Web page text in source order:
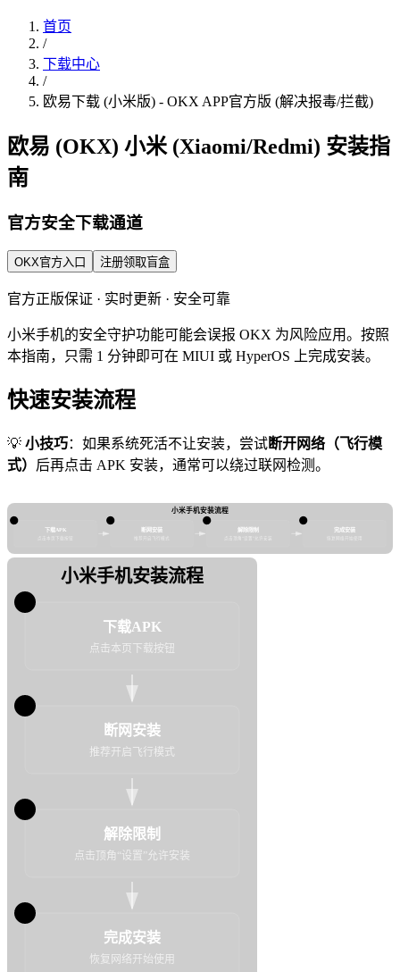
首页
/
下载中心
/
欧易下载 (小米版) - OKX APP官方版 (解决报毒/拦截)
欧易 (OKX) 小米 (Xiaomi/Redmi) 安装指
南
官方安全下载通道
OKX官方入口 注册领取盲盒
官方正版保证 · 实时更新 · 安全可靠
小米手机的安全守护功能可能会误报 OKX 为风险应用。按照
本指南，只需 1 分钟即可在 MIUI 或 HyperOS 上完成安装。
快速安装流程
💡 小技巧：如果系统死活不让安装，尝试断开网络（飞行模
式） 后再点击 APK 安装，通常可以绕过联网检测。
小米手机安装流程
下载APK 断网安装 解除限制 完成安装
小米手机安装流程
下载APK
点击本页下载按钮
断网安装
推荐开启飞行模式
解除限制
点击顶角“设置”允许安装
完成安装
恢复网络开始使用